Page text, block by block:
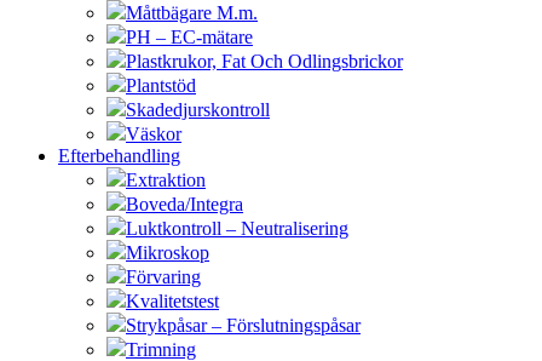
Måttbägare M.m.
PH – EC-mätare
Plastkrukor, Fat Och Odlingsbrickor
Plantstöd
Skadedjurskontroll
Väskor
Efterbehandling
Extraktion
Boveda/Integra
Luktkontroll – Neutralisering
Mikroskop
Förvaring
Kvalitetstest
Strykpåsar – Förslutningspåsar
Trimning